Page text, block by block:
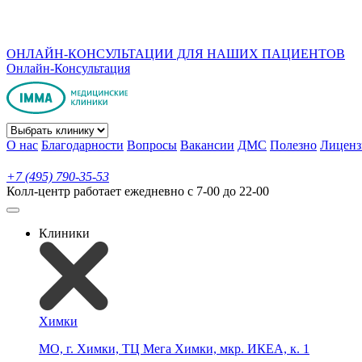
ОНЛАЙН-КОНСУЛЬТАЦИИ ДЛЯ НАШИХ ПАЦИЕНТОВ
Онлайн-Консультация
О нас Благодарности Вопросы Вакансии ДМС Полезно
+7 (495) 790-35-53
Колл-центр работает ежедневно с 7-00 до 22-00
Клиники
Химки
МО, г. Химки, ТЦ Мега Химки, мкр. ИКЕА, к. 1